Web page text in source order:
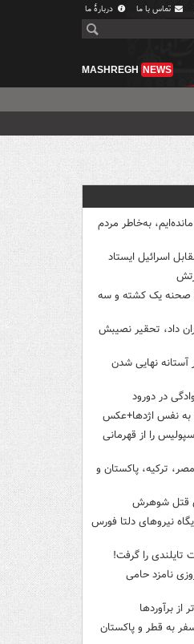
تماس با ما دربارهٔ ما
MASHREGH NEWS
به‌خاطر مردم
اسرائیل ایستاد
انفجار در جایگاه CNG صحنه یک کشته و سه
داد، تحقیر نصیبش
آستانه نهایی شدن
در دورود
به نفس اژدها+عکس
را از قهرمانی
ترکیه، پاکستان و
قتل شوهرش
نیروهای دلتا فورس
تایلندی را گرفت!
نامزد حامی
از برآوردها
به قطر و پاکستان